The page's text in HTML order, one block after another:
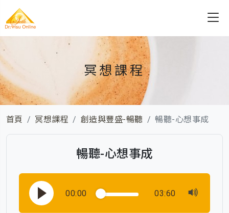
冥想課程
首頁 冥想課程 創造與豐盛-暢聽 暢聽-心想事成
暢聽-心想事成
00:00 03:60